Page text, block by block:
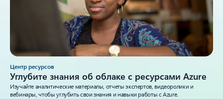
Центр ресурсов
Углубите знания об облаке с ресурсами Azure
Изучайте аналитические материалы, отчеты экспертов, видеоролики и
вебинары, чтобы углубить свои знания и навыки работы с Azure.